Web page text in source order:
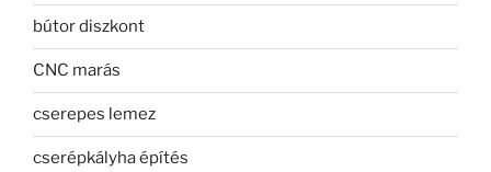
bútor diszkont
CNC marás
cserepes lemez
cserépkályha építés